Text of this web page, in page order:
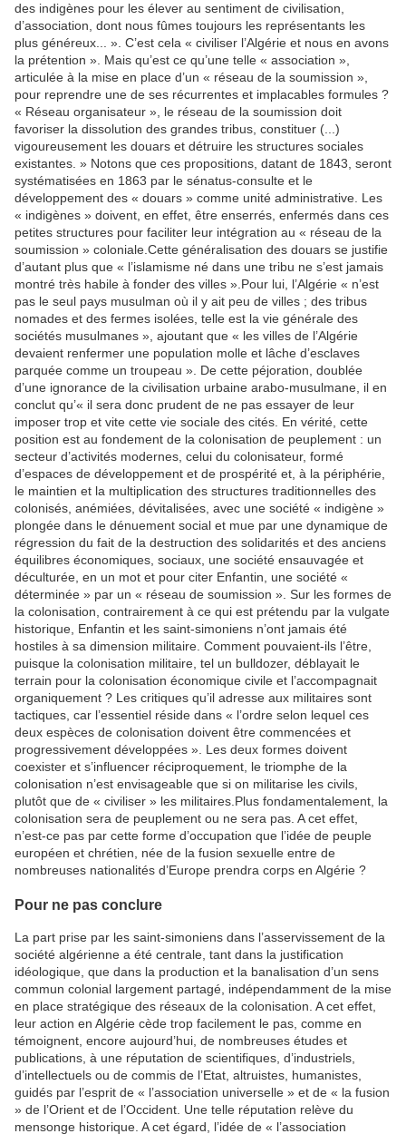
des indigènes pour les élever au sentiment de civilisation,
d’association, dont nous fûmes toujours les représentants les
plus généreux... ». C’est cela « civiliser l’Algérie et nous en avons
la prétention ». Mais qu’est ce qu’une telle « association »,
articulée à la mise en place d’un « réseau de la soumission »,
pour reprendre une de ses récurrentes et implacables formules ?
« Réseau organisateur », le réseau de la soumission doit
favoriser la dissolution des grandes tribus, constituer (...)
vigoureusement les douars et détruire les structures sociales
existantes. » Notons que ces propositions, datant de 1843, seront
systématisées en 1863 par le sénatus-consulte et le
développement des « douars » comme unité administrative. Les
« indigènes » doivent, en effet, être enserrés, enfermés dans ces
petites structures pour faciliter leur intégration au « réseau de la
soumission » coloniale.Cette généralisation des douars se justifie
d’autant plus que « l’islamisme né dans une tribu ne s’est jamais
montré très habile à fonder des villes ».Pour lui, l’Algérie « n’est
pas le seul pays musulman où il y ait peu de villes ; des tribus
nomades et des fermes isolées, telle est la vie générale des
sociétés musulmanes », ajoutant que « les villes de l’Algérie
devaient renfermer une population molle et lâche d’esclaves
parquée comme un troupeau ». De cette péjoration, doublée
d’une ignorance de la civilisation urbaine arabo-musulmane, il en
conclut qu’« il sera donc prudent de ne pas essayer de leur
imposer trop et vite cette vie sociale des cités. En vérité, cette
position est au fondement de la colonisation de peuplement : un
secteur d’activités modernes, celui du colonisateur, formé
d’espaces de développement et de prospérité et, à la périphérie,
le maintien et la multiplication des structures traditionnelles des
colonisés, anémiées, dévitalisées, avec une société « indigène »
plongée dans le dénuement social et mue par une dynamique de
régression du fait de la destruction des solidarités et des anciens
équilibres économiques, sociaux, une société ensauvagée et
déculturée, en un mot et pour citer Enfantin, une société «
déterminée » par un « réseau de soumission ». Sur les formes de
la colonisation, contrairement à ce qui est prétendu par la vulgate
historique, Enfantin et les saint-simoniens n’ont jamais été
hostiles à sa dimension militaire. Comment pouvaient-ils l’être,
puisque la colonisation militaire, tel un bulldozer, déblayait le
terrain pour la colonisation économique civile et l’accompagnait
organiquement ? Les critiques qu’il adresse aux militaires sont
tactiques, car l’essentiel réside dans « l’ordre selon lequel ces
deux espèces de colonisation doivent être commencées et
progressivement développées ». Les deux formes doivent
coexister et s’influencer réciproquement, le triomphe de la
colonisation n’est envisageable que si on militarise les civils,
plutôt que de « civiliser » les militaires.Plus fondamentalement, la
colonisation sera de peuplement ou ne sera pas. A cet effet,
n’est-ce pas par cette forme d’occupation que l’idée de peuple
européen et chrétien, née de la fusion sexuelle entre de
nombreuses nationalités d’Europe prendra corps en Algérie ?
Pour ne pas conclure
La part prise par les saint-simoniens dans l’asservissement de la
société algérienne a été centrale, tant dans la justification
idéologique, que dans la production et la banalisation d’un sens
commun colonial largement partagé, indépendamment de la mise
en place stratégique des réseaux de la colonisation. A cet effet,
leur action en Algérie cède trop facilement le pas, comme en
témoignent, encore aujourd’hui, de nombreuses études et
publications, à une réputation de scientifiques, d’industriels,
d’intellectuels ou de commis de l’Etat, altruistes, humanistes,
guidés par l’esprit de « l’association universelle » et de « la fusion
» de l’Orient et de l’Occident. Une telle réputation relève du
mensonge historique. A cet égard, l’idée de « l’association